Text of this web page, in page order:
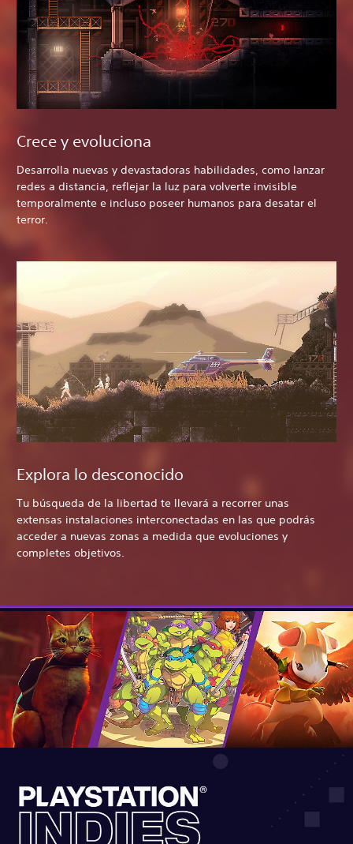
Crece y evoluciona
Desarrolla nuevas y devastadoras habilidades, como lanzar
redes a distancia, reflejar la luz para volverte invisible
temporalmente e incluso poseer humanos para desatar el
terror.
Explora lo desconocido
Tu búsqueda de la libertad te llevará a recorrer unas
extensas instalaciones interconectadas en las que podrás
acceder a nuevas zonas a medida que evoluciones y
completes objetivos.